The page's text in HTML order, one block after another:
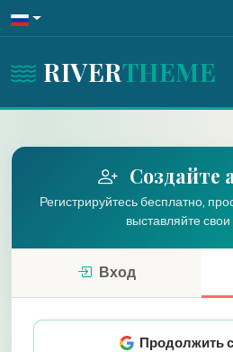
RIVERTHEME
Создайте
Регистрируйтесь бесплатно,
выставляйте
Вход
Продолжить